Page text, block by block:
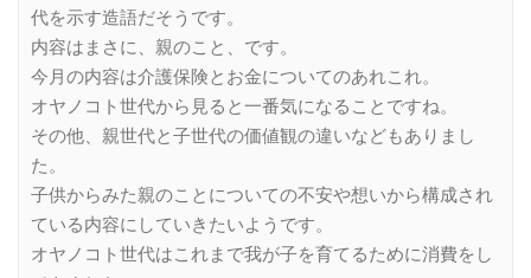
代を示す造語だそうです。
内容はまさに、親のこと、です。
今月の内容は介護保険とお金についてのあれこれ。
オヤノコト世代から見ると一番気になることですね。
その他、親世代と子世代の価値観の違いなどもありまし
た。
子供からみた親のことについての不安や想いから構成され
ている内容にしていきたいようです。
オヤノコト世代はこれまで我が子を育てるために消費をし